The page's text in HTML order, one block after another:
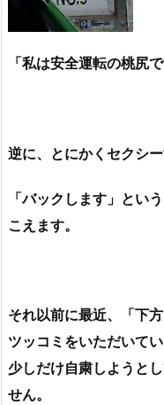
「私は安全運転の桃尻で
逆に、とにかくセクシー
「バックします」とい
こえます。
それ以前に最近、「下
ツッコミをいただいてい
少しだけ自粛しようと
せん。